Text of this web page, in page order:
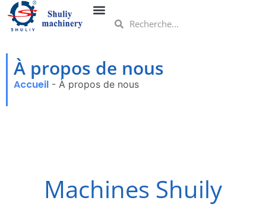
À propos de nous
Accueil - À propos de nous
Machines Shuily